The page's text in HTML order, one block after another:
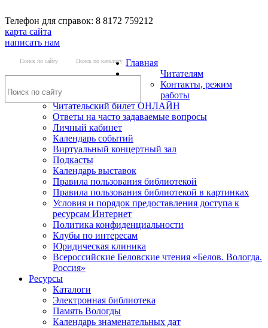
Телефон для справок: 8 8172 759212
карта сайта
написать нам
Поиск по сайту Поиск по каталогу Главная
Читателям
Контакты, режим
работы
Читательский билет ОНЛАЙН
Ответы на часто задаваемые вопросы
Личный кабинет
Календарь событий
Виртуальный концертный зал
Подкасты
Календарь выставок
Правила пользования библиотекой
Правила пользования библиотекой в картинках
Условия и порядок предоставления доступа к
ресурсам Интернет
Политика конфиденциальности
Клубы по интересам
Юридическая клиника
Всероссийские Беловские чтения «Белов. Вологда.
Россия»
Ресурсы
Каталоги
Электронная библиотека
Память Вологды
Календарь знаменательных дат